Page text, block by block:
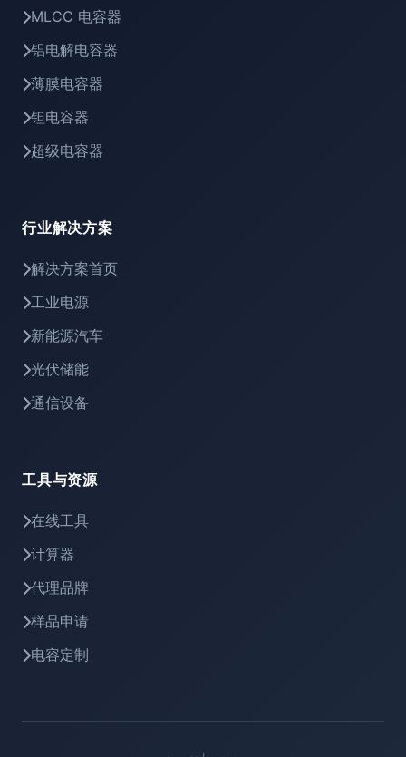
MLCC 电容器
铝电解电容器
薄膜电容器
钽电容器
超级电容器
行业解决方案
解决方案首页
工业电源
新能源汽车
光伏储能
通信设备
工具与资源
在线工具
计算器
代理品牌
样品申请
电容定制